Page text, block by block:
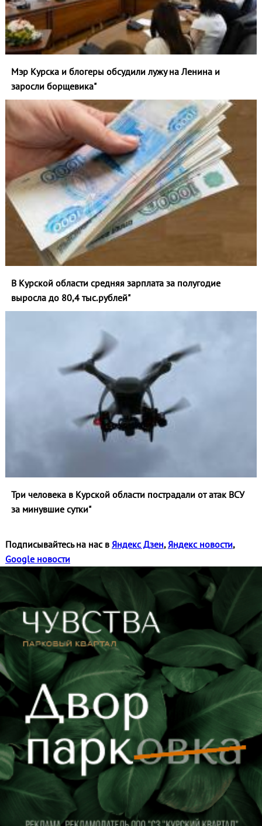
Мэр Курска и блогеры обсудили лужу на Ленина и
заросли борщевика"
В Курской области средняя зарплата за полугодие
выросла до 80,4 тыс.рублей"
Три человека в Курской области пострадали от атак ВСУ
за минувшие сутки"
Подписывайтесь на нас в Яндекс Дзен, Яндекс новости,
Google новости